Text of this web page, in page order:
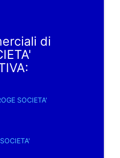
di
SOCIETA'